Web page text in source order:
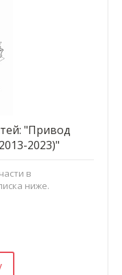
"Привод
2023)"
в
ниже.